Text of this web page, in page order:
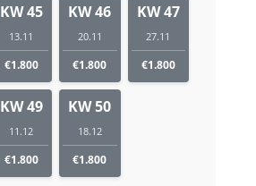
KW 45
13.11
€1.800
KW 46
20.11
€1.800
KW 47
27.11
€1.800
KW 49
11.12
€1.800
KW 50
18.12
€1.800